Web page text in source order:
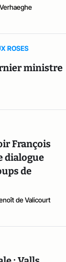
ROSES
ministre
François
dialogue
de
de Valicourt